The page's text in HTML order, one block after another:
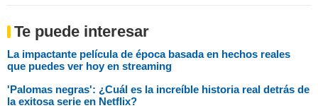
Te puede interesar
La impactante película de época basada en hechos reales
que puedes ver hoy en streaming
'Palomas negras': ¿Cuál es la increíble historia real detrás de
la exitosa serie en Netflix?